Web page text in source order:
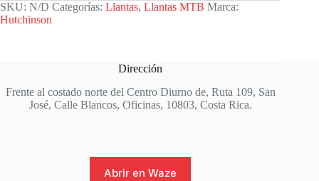
SKU: N/D Categorías: Llantas, Llantas MTB Marca:
Hutchinson
Dirección
Frente al costado norte del Centro Diurno de, Ruta 109, San
José, Calle Blancos, Oficinas, 10803, Costa Rica.
Abrir en Waze